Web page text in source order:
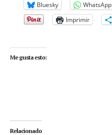
Bluesky WhatsApp
Imprimir
Me gusta esto:
Relacionado